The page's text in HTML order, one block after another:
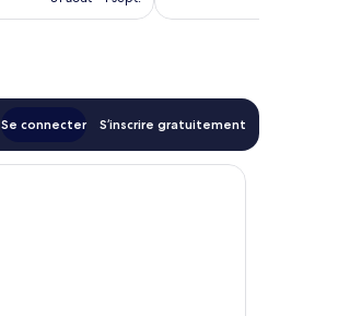
Se connecter S’inscrire gratuitement